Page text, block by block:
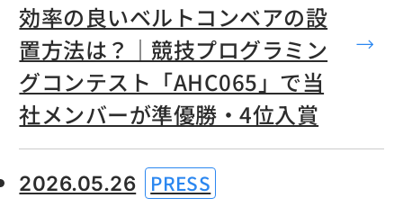
効率の良いベルトコンベアの設
置方法は？｜競技プログラミン
グコンテスト「AHC065」で当
社メンバーが準優勝・4位入賞
2026.05.26 PRESS